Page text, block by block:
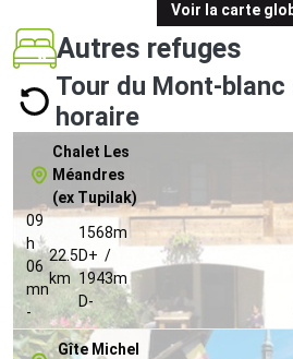
Voir la carte
Autres refuges
Tour du Mont-blanc
horaire
Chalet Les
Méandres
(ex Tupilak)
09
h
06
mn
-
22.5
km
1568m
D+ /
1943m
D-
Gîte Michel